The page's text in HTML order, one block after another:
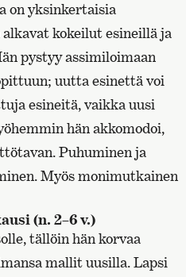
on yksinkertaisia
kokeilut esineillä ja
pystyy assimiloimaan
uutta esinettä voi
esineitä, vaikka uusi
hän akkomodoi,
Puhuminen ja
Myös monimutkainen
(n. 2–6 v.)
tällöin hän korvaa
mallit uusilla. Lapsi